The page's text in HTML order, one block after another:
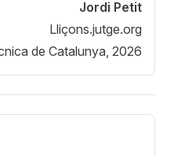
Jordi Petit
Lliçons.jutge.org
de Catalunya, 2026